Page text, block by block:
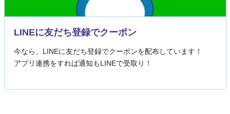
LINEに友だち登録でクーポン
今なら、LINEに友だち登録でクーポンを配布しています！
アプリ連携をすれば通知もLINEで受取り！